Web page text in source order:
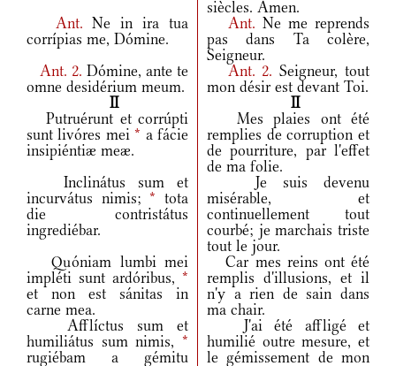
siècles. Amen.
Ant.Ne in ira tua
corrípias me, Dómine.
Ant. Ne me reprends
pas dans Ta colère,
Seigneur.
Ant. 2. Dómine, ante te
omne desidérium meum.
Ant. 2. Seigneur, tout
mon désir est devant Toi.
II
II
Putruérunt et corrúpti
sunt livóres mei* a fácie
insipiéntiæ meæ.
Mes plaies ont été
remplies de corruption et
de pourriture, par l'effet
de ma folie.
Inclinátus sum et
incurvátus nimis;* tota
die contristátus
ingrediébar.
Je suis devenu
misérable, et
continuellement tout
courbé; je marchais triste
tout le jour.
Quóniam lumbi mei
impléti sunt ardóribus, *
et non est sánitas in
carne mea.
Car mes reins ont été
remplis d'illusions, et il
n'y a rien de sain dans
ma chair.
Afflíctus sum et
humiliátus sum nimis, *
rugiébam a gémitu
J'ai été affligé et
humilié outre mesure, et
le gémissement de mon